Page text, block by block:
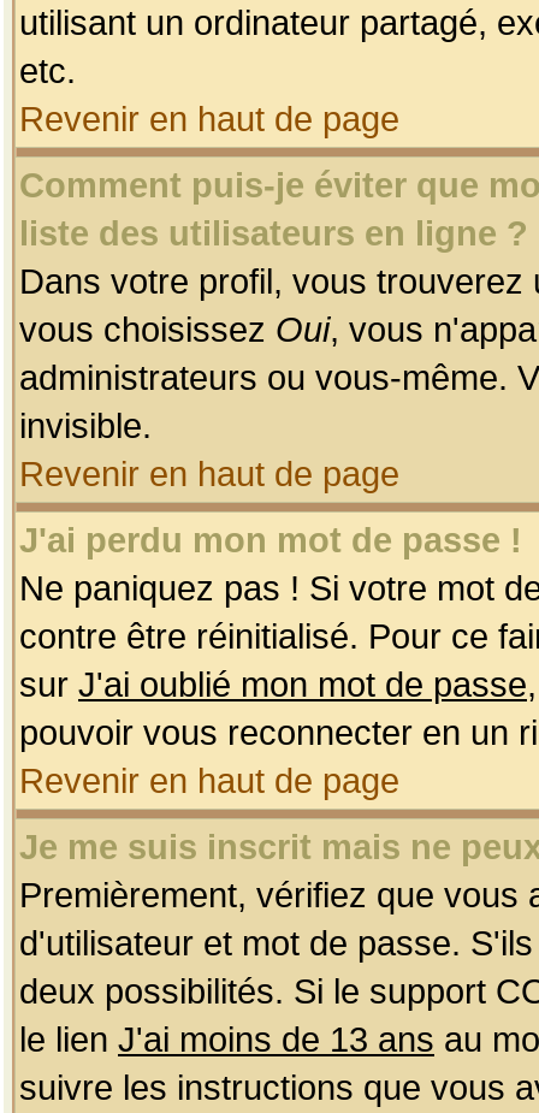
utilisant un ordinateur partagé,
etc.
Revenir en haut de page
Comment puis-je éviter que
liste des utilisateurs en ligne ?
Dans votre profil, vous
vous choisissez Oui, vous
administrateurs ou vous-même.
invisible.
Revenir en haut de page
J'ai perdu mon mot de passe !
Ne paniquez pas ! Si votre mot
contre être réinitialisé. Pour ce
sur J'ai oublié mon mot de passe
pouvoir vous reconnecter en un
Revenir en haut de page
Je me suis inscrit mais ne
Premièrement, vérifiez que
d'utilisateur et mot de passe.
deux possibilités. Si le support
le lien J'ai moins de 13 ans au
suivre les instructions que vous